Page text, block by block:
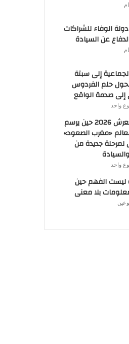
الوفاء للشراكات
عن السيادة
إلى سبتة
حلم الفردوس
إلى صدمة الواقع
واحد
خطاب العرش 2026 حين يرسم
«مغرب الصعود»
جديدة من
واحد
ليست الفهم حين
بلا معنى